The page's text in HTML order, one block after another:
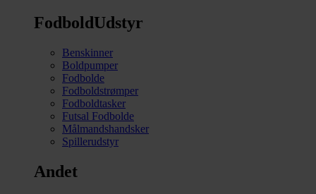
FodboldUdstyr
Benskinner
Boldpumper
Fodbolde
Fodboldstrømper
Fodboldtasker
Futsal Fodbolde
Målmandshandsker
Spillerudstyr
Andet